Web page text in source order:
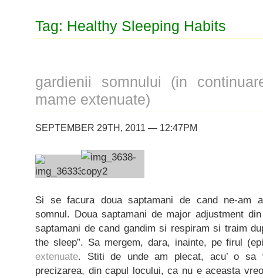
Tag: Healthy Sleeping Habits
gardienii somnului (in
mame extenuate)
SEPTEMBER 29TH, 2011 — 12:47PM
Si se facura doua saptamani de cand ne-am
somnul. Doua saptamani de major adjustment
saptamani de cand gandim si respiram si traim
the sleep”. Sa mergem, dara, inainte, pe firul
extenuate. Stiti de unde am plecat, acu’ o sa
precizarea, din capul locului, ca nu e aceasta